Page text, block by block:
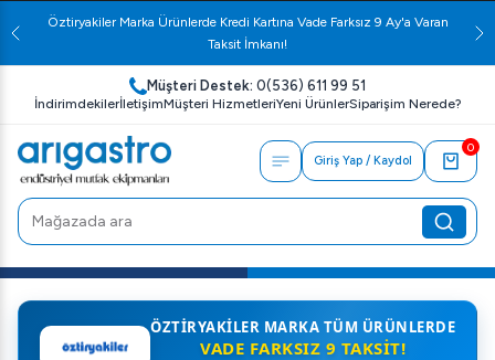
Öztiryakiler Marka Ürünlerde Kredi Kartına Vade Farksız 9 Ay'a Varan
Taksit İmkanı!
Müşteri Destek: 0(536) 611 99 51
İndirimdekilerİletişimMüşteri HizmetleriYeni ÜrünlerSiparişim Nerede?
Giriş Yap / Kaydol
0
ÖZTIRYAKILER MARKA TÜM ÜRÜNLERDE
VADE FARKSIZ 9 TAKSIT!